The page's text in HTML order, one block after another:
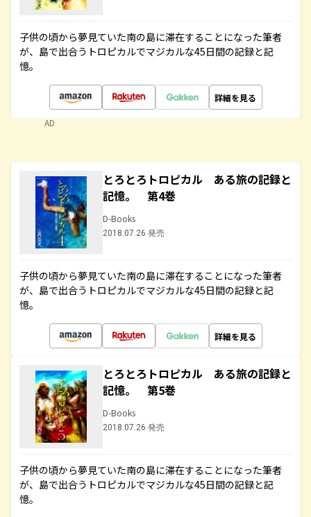
子供の頃から夢見ていた南の島に滞在することになった筆者
が、島で出合うトロピカルでマジカルな45日間の記録と記
憶。
詳細を見る
AD
とろとろトロピカル ある旅の記録と
記憶。 第4巻
D-Books
2018.07.26 発売
子供の頃から夢見ていた南の島に滞在することになった筆者
が、島で出合うトロピカルでマジカルな45日間の記録と記
憶。
詳細を見る
とろとろトロピカル ある旅の記録と
記憶。 第5巻
D-Books
2018.07.26 発売
子供の頃から夢見ていた南の島に滞在することになった筆者
が、島で出合うトロピカルでマジカルな45日間の記録と記
憶。